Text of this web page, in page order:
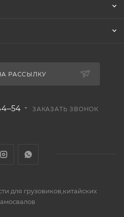
РАССЫЛКУ
ЗАКАЗАТЬ ЗВОНОК
для грузовиков,китайских